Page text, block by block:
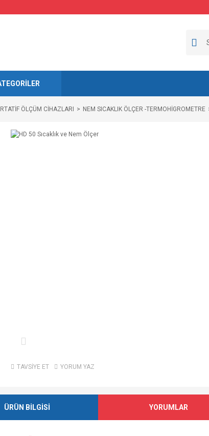
ÖLÇÜM CİHAZLARI NEM SICAKLIK ÖLÇER -TERMOHİGROMETRE
TAVSİYE ET YORUM YAZ
ÜRÜN BİLGİSİ YORUMLAR